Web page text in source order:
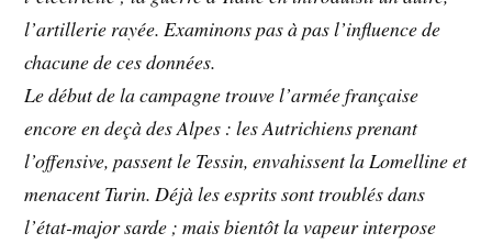
l’artillerie rayée. Examinons pas à pas l’influence de
chacune de ces données.
Le début de la campagne trouve l’armée française
encore en deçà des Alpes : les Autrichiens prenant
l’offensive, passent le Tessin, envahissent la Lomelline et
menacent Turin. Déjà les esprits sont troublés dans
l’état-major sarde ; mais bientôt la vapeur interpose